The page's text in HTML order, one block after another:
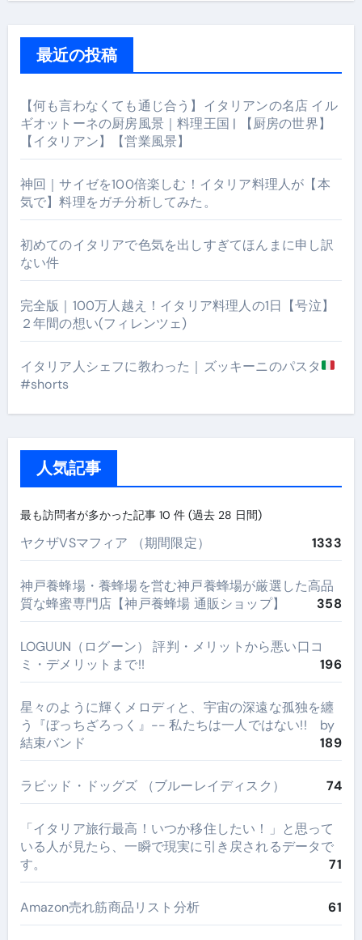
最近の投稿
【何も言わなくても通じ合う】イタリアンの名店 イル
ギオットーネの厨房風景｜料理王国 | 【厨房の世界】
【イタリアン】【営業風景】
神回｜サイゼを100倍楽しむ！イタリア料理人が【本
気で】料理をガチ分析してみた。
初めてのイタリアで色気を出しすぎてほんまに申し訳
ない件
完全版｜100万人越え！イタリア料理人の1日【号泣】
２年間の想い(フィレンツェ)
イタリア人シェフに教わった｜ズッキーニのパスタ
#shorts
人気記事
最も訪問者が多かった記事 10 件 (過去 28 日間)
ヤクザVSマフィア （期間限定） 1333
神戸養蜂場・養蜂場を営む神戸養蜂場が厳選した高品
質な蜂蜜専門店【神戸養蜂場 通販ショップ】
358
LOGUUN（ログーン） 評判・メリットから悪い口コ
ミ・デメリットまで!!
196
星々のように輝くメロディと、宇宙の深遠な孤独を纏
う『ぼっちざろっく』-- 私たちは一人ではない!! by
結束バンド
189
ラビッド・ドッグズ （ブルーレイディスク） 74
​「イタリア旅行最高！いつか移住したい！」と思って
いる人が見たら、一瞬で現実に引き戻されるデータで
す。
71
Amazon売れ筋商品リスト分析 61